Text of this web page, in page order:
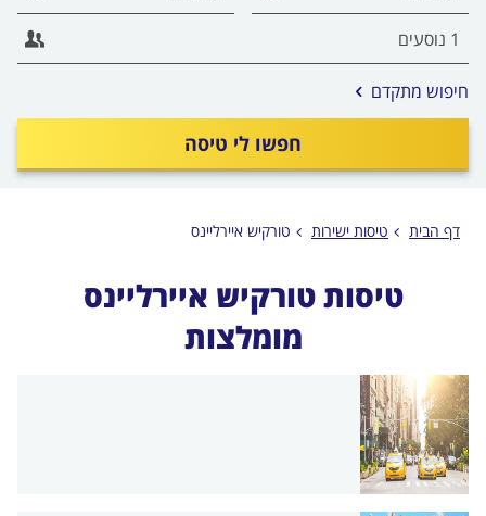
חפשו לי טיסה
חיפוש מתקדם אפשרויות
החיפוש
לפני
דף הבית טיסות ישירות טורקיש איירליינס
טיסות טורקיש איירליינס
מומלצות